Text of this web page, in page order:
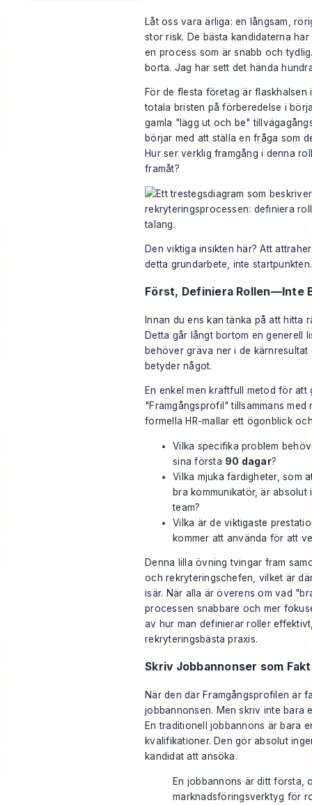
Låt oss vara ärliga: en långsam,
stor risk. De bästa kandidaterna
en process som är snabb och
borta. Jag har sett det hända
För de flesta företag är flaskhalsen
totala bristen på förberedelse i
gamla "lägg ut och be"
börjar med att ställa en fråga som
Hur ser verklig framgång i denna
framåt?
Den viktiga insikten här? Att
detta grundarbete, inte startpunkten.
Först, Definiera Rollen—Inte
Innan du ens kan tänka på att hitta
Detta går långt bortom en generell
behöver gräva ner i de
betyder något.
En enkel men kraftfull metod för
"Framgångsprofil" tillsammans
formella HR-mallar ett ögonblick
Vilka specifika problem
sina första 90 dagar?
Vilka mjuka färdigheter, som
bra kommunikatör, är
team?
Vilka är de viktigaste
kommer att använda för att
Denna lilla övning tvingar fram
och rekryteringschefen, vilket är
isär. När alla är överens om vad
processen snabbare och mer
av hur man definierar roller
rekryteringsbästa praxis.
Skriv Jobbannonser som
När den där Framgångsprofilen är
jobbannonsen. Men skriv inte bara
En traditionell jobbannons är bara
kvalifikationer. Den gör absolut
kandidat att ansöka.
En jobbannons är ditt första,
marknadsföringsverktyg för